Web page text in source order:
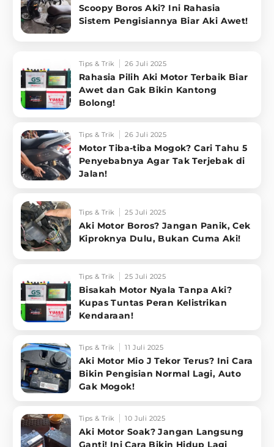
Scoopy Boros Aki? Ini Rahasia
Sistem Pengisiannya Biar Aki Awet!
Tips & Trik 26 Juli 2025
Rahasia Pilih Aki Motor Terbaik Biar
Awet dan Gak Bikin Kantong
Bolong!
Tips & Trik 26 Juli 2025
Motor Tiba-tiba Mogok? Cari Tahu 5
Penyebabnya Agar Tak Terjebak di
Jalan!
Tips & Trik 25 Juli 2025
Aki Motor Boros? Jangan Panik, Cek
Kiproknya Dulu, Bukan Cuma Aki!
Tips & Trik 25 Juli 2025
Bisakah Motor Nyala Tanpa Aki?
Kupas Tuntas Peran Kelistrikan
Kendaraan!
Tips & Trik 11 Juli 2025
Aki Motor Mio J Tekor Terus? Ini Cara
Bikin Pengisian Normal Lagi, Auto
Gak Mogok!
Tips & Trik 10 Juli 2025
Aki Motor Soak? Jangan Langsung
Ganti! Ini Cara Bikin Hidup Lagi